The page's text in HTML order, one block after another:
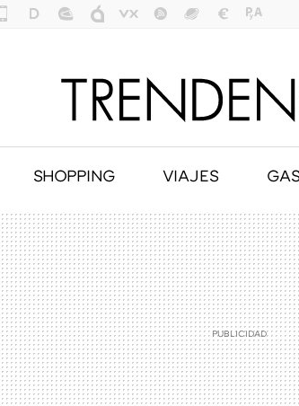
SHOPPING VIAJES